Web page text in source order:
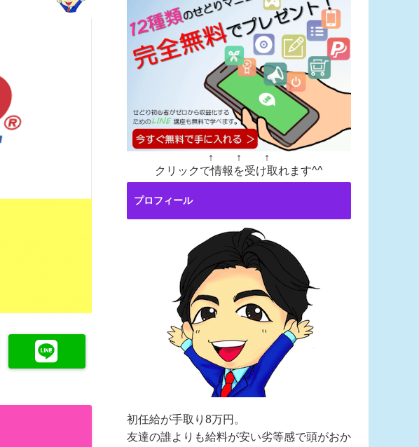
↑ ↑ ↑
クリックで情報を受け取れます^^
プロフィール
初任給が手取り8万円。
友達の誰よりも給料が安い劣等感で頭がおか